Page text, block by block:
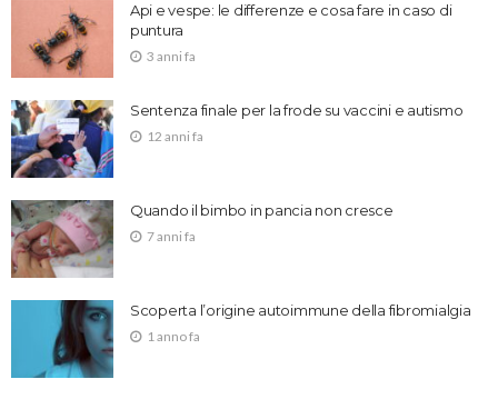
Api e vespe: le differenze e cosa fare in caso di
puntura
3 anni fa
Sentenza finale per la frode su vaccini e autismo
12 anni fa
Quando il bimbo in pancia non cresce
7 anni fa
Scoperta l’origine autoimmune della fibromialgia
1 anno fa